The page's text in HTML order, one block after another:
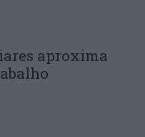
aproxima